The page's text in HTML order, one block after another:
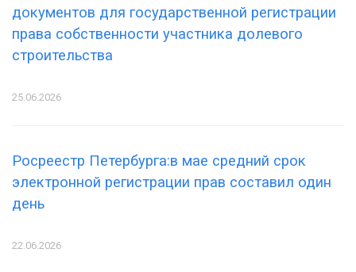
документов для государственной регистрации
права собственности участника долевого
строительства
25.06.2026
Росреестр Петербурга:в мае средний срок
электронной регистрации прав составил один
день
22.06.2026